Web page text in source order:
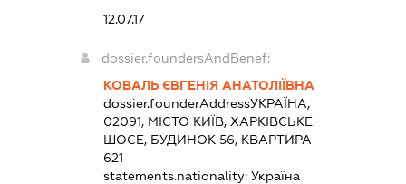
12.07.17
dossier.foundersAndBenef:
КОВАЛЬ ЄВГЕНІЯ АНАТОЛІЇВНА
dossier.founderAddressУКРАЇНА,
02091, МІСТО КИЇВ, ХАРКІВСЬКЕ
ШОСЕ, БУДИНОК 56, КВАРТИРА
621
statements.nationality: Україна